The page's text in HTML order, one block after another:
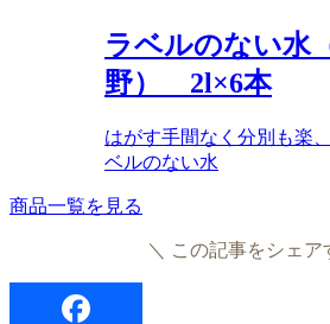
ラベルのない水
野） 2l×6本
はがす手間なく分別も楽
ベルのない水
商品一覧を見る
＼ この記事をシェア